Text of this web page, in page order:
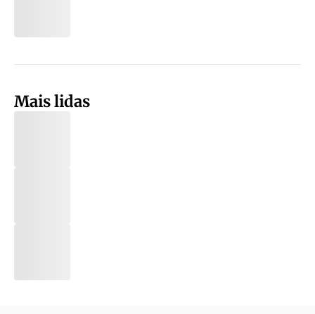
Mais lidas